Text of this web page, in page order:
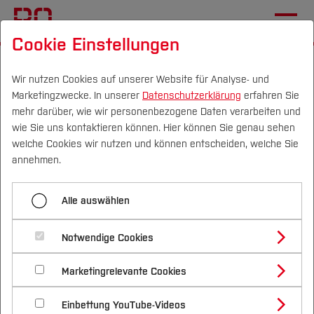
Campus Personen DE|EN Quicklinks
Studium
Studienangebote
Bachelorstudiengänge
Masterstudiengänge
Vor dem Studium
Bewerben & Einschreiben
Bewerbungsportal
Im Studium
Studienbüros und Prüfungen
Nach dem Studium
Forschung & Transfer
Profil
Forschungs- und Transferprofil
Schwerpunkte (FuT)
Beratung & Förderung
Nachhaltigkeit
Nachhaltigkeit studieren
International
Forschungs- und Transferprofil
Abgeschlossene weitere
Projekte und Initiativen
Bee Statistics
DUST
ebwl-oer.nrw
Cookie Einstellungen
Wir nutzen Cookies auf unserer Website für Analyse- und
Marketingzwecke. In unserer Datenschutzerklärung erfahren Sie
mehr darüber, wie wir personenbezogene Daten verarbeiten und
wie Sie uns kontaktieren können. Hier können Sie genau sehen
welche Cookies wir nutzen und können entscheiden, welche Sie
annehmen.
Alle auswählen
Notwendige Cookies
Marketingrelevante Cookies
Einbettung YouTube-Videos